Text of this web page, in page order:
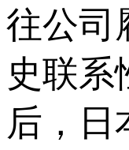
往公司
史联系
后，日